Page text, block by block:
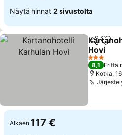
Näytä hinnat 2 sivustolta
Jaa
Hovi
3
8,1
Kotka,
Alkaen 117 €